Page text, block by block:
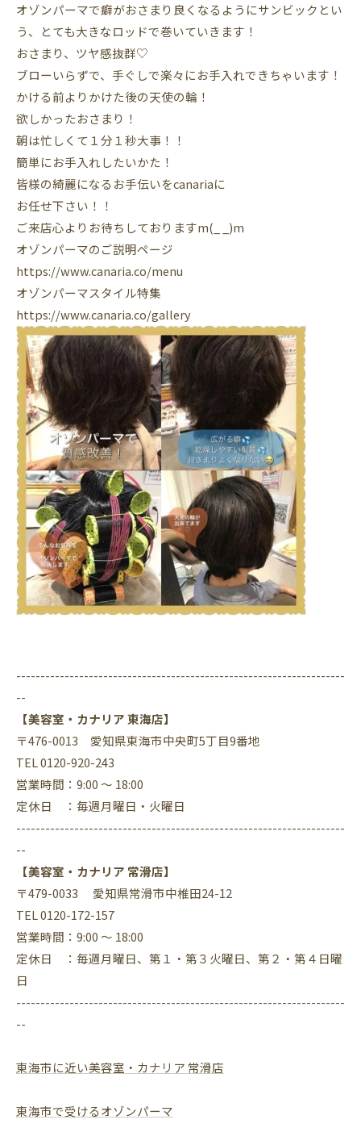
オゾンパーマで癖がおさまり良くなるようにサンビックとい
う、とても大きなロッドで巻いていきます！
おさまり、ツヤ感抜群♡
ブローいらずで、手ぐしで楽々にお手入れできちゃいます！
かける前よりかけた後の天使の輪！
欲しかったおさまり！
朝は忙しくて１分１秒大事！！
簡単にお手入れしたいかた！
皆様の綺麗になるお手伝いをcanariaに
お任せ下さい！！
ご来店心よりお待ちしておりますm(_ _)m
オゾンパーマのご説明ページ
https://www.canaria.co/menu
オゾンパーマスタイル特集
https://www.canaria.co/gallery
--------------------------------------------------------------------
--
【美容室・カナリア 東海店】
〒476-0013 愛知県東海市中央町5丁目9番地
TEL 0120-920-243
営業時間：9:00 ～ 18:00
定休日 ：毎週月曜日・火曜日
--------------------------------------------------------------------
--
【美容室・カナリア 常滑店】
〒479-0033 愛知県常滑市中椎田24-12
TEL 0120-172-157
営業時間：9:00 ～ 18:00
定休日 ：毎週月曜日、第１・第３火曜日、第２・第４日曜
日
--------------------------------------------------------------------
--
東海市に近い美容室・カナリア 常滑店
東海市で受けるオゾンパーマ